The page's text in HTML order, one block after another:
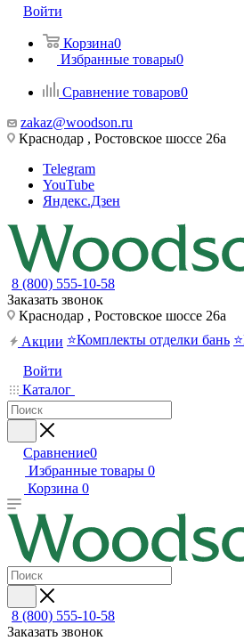
Войти
Корзина0
Избранные товары0
Сравнение товаров0
zakaz@woodson.ru
Краснодар , Ростовское шоссе 26а
Telegram
YouTube
Яндекс.Дзен
8 (800) 555-10-58
Заказать звонок
Краснодар , Ростовское шоссе 26а
Акции ⭐Комплекты отделки бань
Войти
Каталог
Сравнение0
Избранные товары 0
Корзина 0
8 (800) 555-10-58
Заказать звонок